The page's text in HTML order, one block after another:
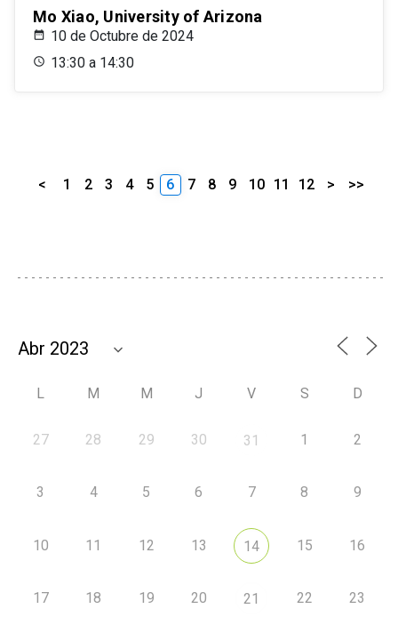
Mo Xiao, University of Arizona
10 de Octubre de 2024
13:30 a 14:30
< 1 2 3 4 5 6 7 8 9 10 11 12 > >>
L M M J V S D
27 28 29 30 31 1 2
3 4 5 6 7 8 9
10 11 12 13 14 15 16
17 18 19 20 21 22 23